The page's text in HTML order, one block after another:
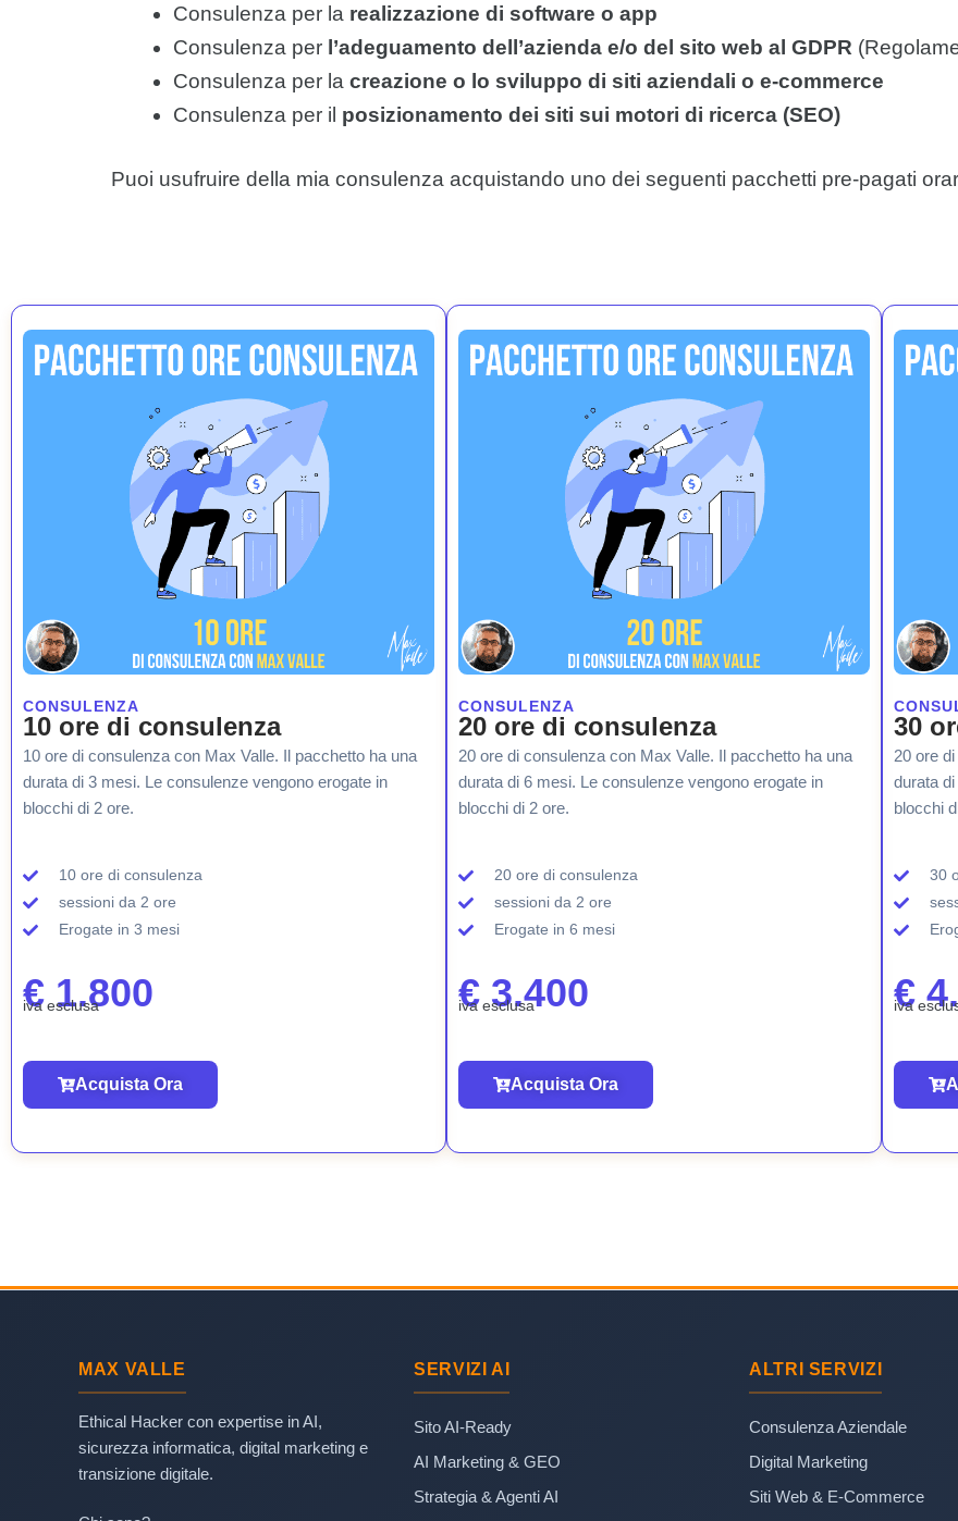
Consulenza per la realizzazione di software o app
Consulenza per l’adeguamento dell’azienda e/o del sito web al GDPR
Consulenza per la creazione o lo sviluppo di siti aziendali o e-commerce
Consulenza per il posizionamento dei siti sui motori di ricerca (SEO)
Puoi usufruire della mia consulenza acquistando uno dei seguenti pacchetti pre-pagati
CONSULENZA
10 ore di consulenza
10 ore di consulenza con Max Valle. Il pacchetto ha una
durata di 3 mesi. Le consulenze vengono erogate in
blocchi di 2 ore.
10 ore di consulenza
sessioni da 2 ore
Erogate in 3 mesi
€ 1.800
iva esclusa
Acquista Ora
CONSULENZA
20 ore di consulenza
20 ore di consulenza con Max Valle. Il pacchetto ha una
durata di 6 mesi. Le consulenze vengono erogate in
blocchi di 2 ore.
20 ore di consulenza
sessioni da 2 ore
Erogate in 6 mesi
€ 3.400
iva esclusa
Acquista Ora
30
20 ore
durata
blocchi
30
€
iva
MAX VALLE
Ethical Hacker con expertise in AI,
sicurezza informatica, digital marketing e
transizione digitale.
SERVIZI AI
Sito AI-Ready
AI Marketing & GEO
Strategia & Agenti AI
ALTRI SERVIZI
Consulenza Aziendale
Digital Marketing
Siti Web & E-Commerce